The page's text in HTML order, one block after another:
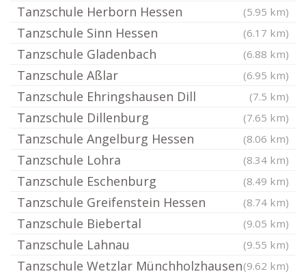
Tanzschule Herborn Hessen (5.95 km)
Tanzschule Sinn Hessen (6.17 km)
Tanzschule Gladenbach (6.88 km)
Tanzschule Aßlar (6.95 km)
Tanzschule Ehringshausen Dill (7.5 km)
Tanzschule Dillenburg (7.65 km)
Tanzschule Angelburg Hessen (8.06 km)
Tanzschule Lohra (8.34 km)
Tanzschule Eschenburg (8.49 km)
Tanzschule Greifenstein Hessen (8.74 km)
Tanzschule Biebertal (9.05 km)
Tanzschule Lahnau (9.55 km)
Tanzschule Wetzlar Münchholzhausen(9.62 km)